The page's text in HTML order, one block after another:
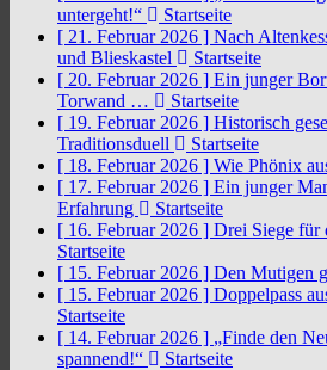
untergeht!“
Startseite
[ 21. Februar 2026 ] Nach
und Blieskastel
Startseite
[ 20. Februar 2026 ] Ein junger
Torwand …
Startseite
[ 19. Februar 2026 ] Historisch
Traditionsduell
Startseite
[ 18. Februar 2026 ] Wie Phönix
[ 17. Februar 2026 ] Ein junger
Erfahrung
Startseite
[ 16. Februar 2026 ] Drei Siege für
Startseite
[ 15. Februar 2026 ] Den Mutigen
[ 15. Februar 2026 ] Doppelpass
Startseite
[ 14. Februar 2026 ] „Finde den
spannend!“
Startseite